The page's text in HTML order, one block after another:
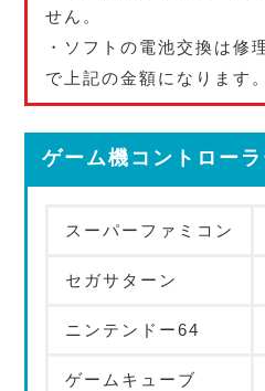
せん。
・ソフトの電池交換は修
で上記の金額になります。
ゲーム機コントローラ
スーパーファミコン
セガサターン
ニンテンドー64
ゲームキューブ